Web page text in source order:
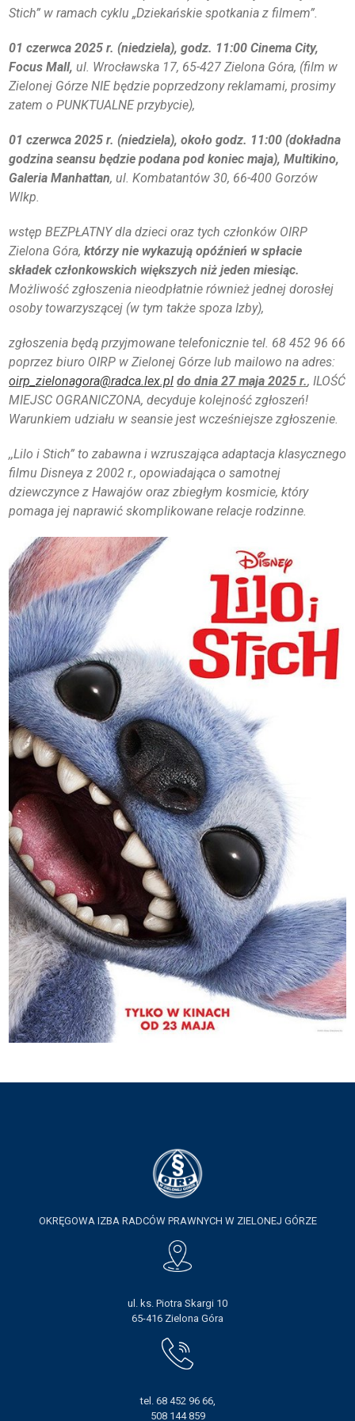
DLA APLIKANTÓW
SZKOLENIA
KLUB SENIORA
LUBUSKIE CENTRUM
NIEODPŁATNA POMOC
PRAWNA
BIBLIOTEKA
GALERIA
WSPÓŁPRACA Z UZ
KSIĘGA ZNAKU
DO POBRANIA
KONTAKT
LISTA RADCOW
Stich” w ramach cyklu „Dziekańskie spotkania z filmem”.
01 czerwca 2025 r. (niedziela), godz. 11:00 Cinema City,
Focus Mall, ul. Wrocławska 17, 65-427 Zielona Góra, (film w
Zielonej Górze NIE będzie poprzedzony reklamami, prosimy
zatem o PUNKTUALNE przybycie),
01 czerwca 2025 r. (niedziela), około godz. 11:00 (dokładna
godzina seansu będzie podana pod koniec maja), Multikino,
Galeria Manhattan, ul. Kombatantów 30, 66-400 Gorzów
Wlkp.
wstęp BEZPŁATNY dla dzieci oraz tych członków OIRP
Zielona Góra, którzy nie wykazują opóźnień w spłacie
składek członkowskich większych niż jeden miesiąc.
Możliwość zgłoszenia nieodpłatnie również jednej dorosłej
osoby towarzyszącej (w tym także spoza Izby),
zgłoszenia będą przyjmowane telefonicznie tel. 68 452 96 66
poprzez biuro OIRP w Zielonej Górze lub mailowo na adres:
oirp_zielonagora@radca.lex.pl do dnia 27 maja 2025 r., ILOŚĆ
MIEJSC OGRANICZONA, decyduje kolejność zgłoszeń!
Warunkiem udziału w seansie jest wcześniejsze zgłoszenie.
,,Lilo i Stich” to zabawna i wzruszająca adaptacja klasycznego
filmu Disneya z 2002 r., opowiadająca o samotnej
dziewczynce z Hawajów oraz zbiegłym kosmicie, który
pomaga jej naprawić skomplikowane relacje rodzinne.
OKRĘGOWA IZBA RADCÓW PRAWNYCH W ZIELONEJ GÓRZE
ul. ks. Piotra Skargi 10
65-416 Zielona Góra
tel. 68 452 96 66,
508 144 859